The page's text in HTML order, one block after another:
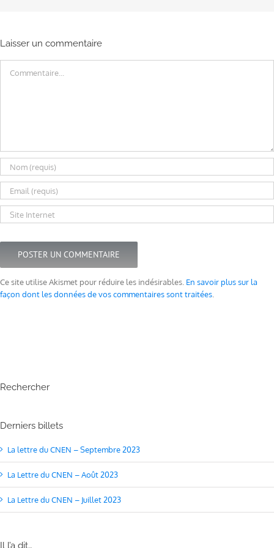
Laisser un commentaire
Ce site utilise Akismet pour réduire les indésirables. En savoir plus sur la
façon dont les données de vos commentaires sont traitées
Rechercher
Derniers billets
La lettre du CNEN – Septembre 2023
La Lettre du CNEN – Août 2023
La Lettre du CNEN – Juillet 2023
Il l’a dit…